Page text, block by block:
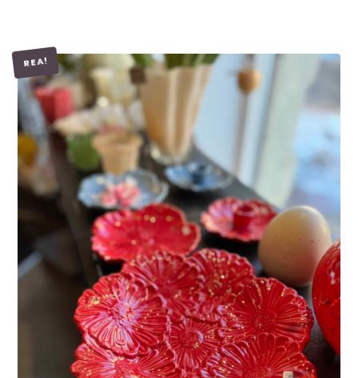
REA!
LÄGG I VARUKORG